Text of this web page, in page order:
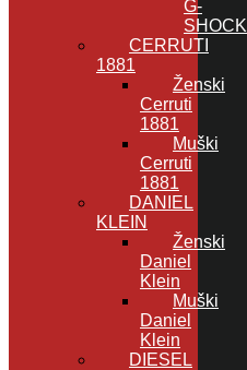
G-
SHOCK
CERRUTI
1881
Ženski
Cerruti
1881
Muški
Cerruti
1881
DANIEL
KLEIN
Ženski
Daniel
Klein
Muški
Daniel
Klein
DIESEL